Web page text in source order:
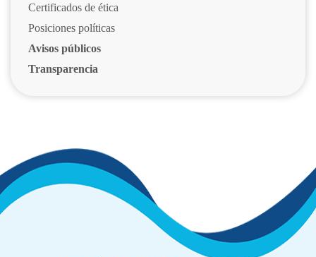
Certificados de ética
Posiciones políticas
Avisos públicos
Transparencia